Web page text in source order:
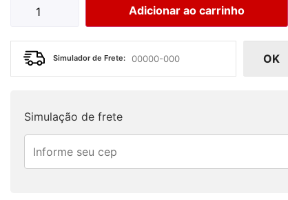
Adicionar ao carrinho
Simulador de Frete: OK
Simulação de frete